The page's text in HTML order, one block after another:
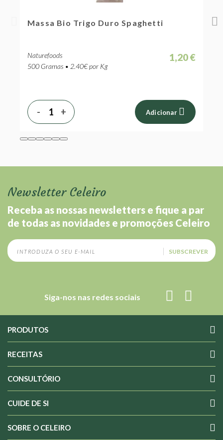
Massa Bio Trigo Duro Spaghetti
Naturefoods
500 Gramas • 2.40€ por Kg
1,20 €
+
- Adicionar
Newsletter Celeiro
Receba as nossas newsletters e fique a par
de todas as novidades e promoções Celeiro
SUBSCREVER
Siga-nos nas redes sociais
PRODUTOS
RECEITAS
CONSULTÓRIO
CUIDE DE SI
SOBRE O CELEIRO